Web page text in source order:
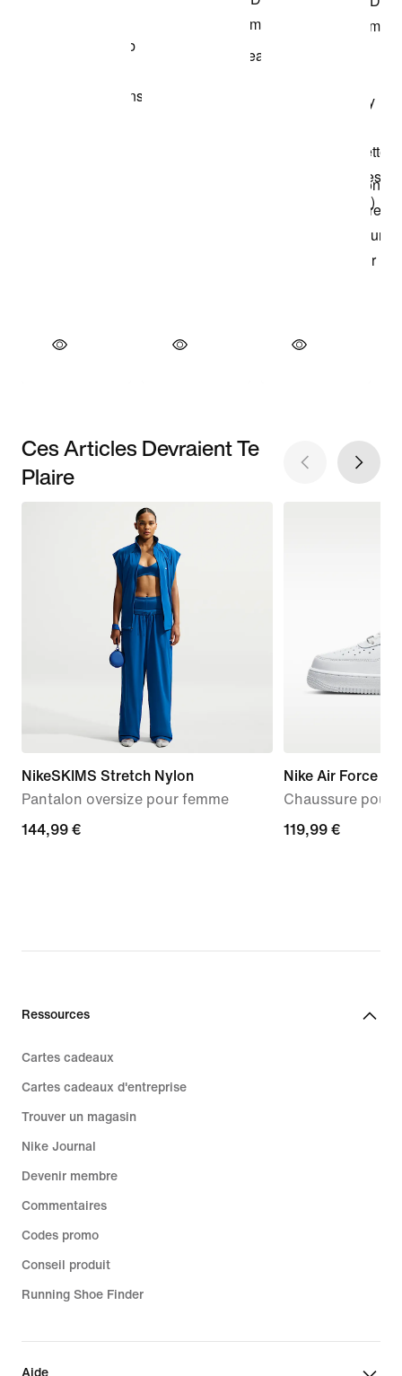
Ces Articles Devraient Te
Plaire
NikeSKIMS Stretch Nylon
Pantalon oversize pour femme
144,99 €
144,99 €
Nike Air Force 1
Chaussure pour
119,99 €
119,99 €
Ressources
Cartes cadeaux
Cartes cadeaux d'entreprise
Trouver un magasin
Nike Journal
Devenir membre
Commentaires
Codes promo
Conseil produit
Running Shoe Finder
Aide